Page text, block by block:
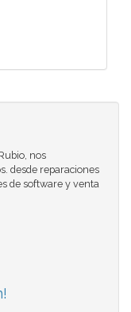
nos
desde reparaciones
de software y venta